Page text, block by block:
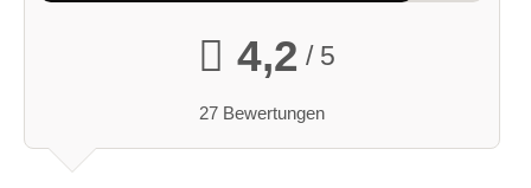
4,2 / 5
27 Bewertungen